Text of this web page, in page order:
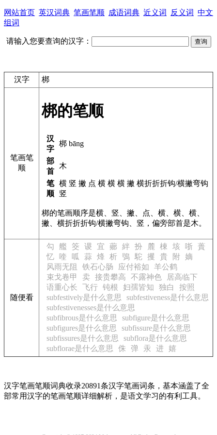
网站首页 英汉词典 笔画笔顺 成语词典 近义词 反义词 中文
组词
请输入您要查询的汉字：
汉字 梆
笔画笔
顺
梆的笔顺
汉
字
梆 bāng
部
首
木
笔
顺
横 竖 撇 点 横 横 横 撇 横折折折钩/横撇弯钩
竖
梆的笔画顺序是横、竖、撇、点、横、横、横、
撇、横折折折钩/横撇弯钩、竖，偏旁部首是木。
随便看
勾 艦 筊 谡 宜 薌 絆 扮 麓 棟 垓 哳 蕢
忆
喹 呱 蒜 烽 析 鴞 駝 攫 貴 附
嫡
风雨无阻
铁石心肠 应付裕如
羊公鹤
束戈卷甲
卖 接贵攀高 不露神色
居高临下
语重心长
飞行 钝根 妇孺皆知 独白
按照
subfestively是什么意思
subfestiveness是什么意思
subfestivenesses是什么意思
subfibrous是什么意思
subfigure是什么意思
subfigures是什么意思
subfissure是什么意思
subfissures是什么意思
subflora是什么意思
subflorae是什么意思
侏 弹 汞 进 嬉
汉字笔画笔顺词典收录20891条汉字笔画词条，基本涵盖了全
部常用汉字的笔画笔顺详细解析，是语文学习的有利工具。